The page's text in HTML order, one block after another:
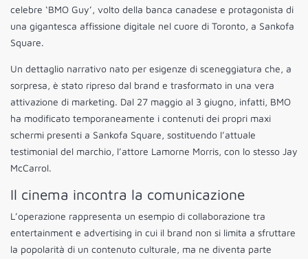
celebre ‘BMO Guy’, volto della banca canadese e protagonista di
una gigantesca affissione digitale nel cuore di Toronto, a Sankofa
Square.
Un dettaglio narrativo nato per esigenze di sceneggiatura che, a
sorpresa, è stato ripreso dal brand e trasformato in una vera
attivazione di marketing. Dal 27 maggio al 3 giugno, infatti, BMO
ha modificato temporaneamente i contenuti dei propri maxi
schermi presenti a Sankofa Square, sostituendo l’attuale
testimonial del marchio, l’attore Lamorne Morris, con lo stesso Jay
McCarrol.
Il cinema incontra la comunicazione
L’operazione rappresenta un esempio di collaborazione tra
entertainment e advertising in cui il brand non si limita a sfruttare
la popolarità di un contenuto culturale, ma ne diventa parte